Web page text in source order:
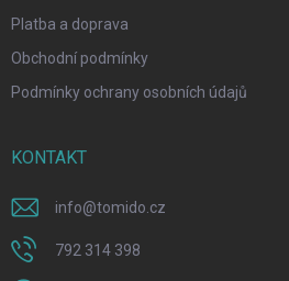
Platba a doprava
Obchodní podmínky
Podmínky ochrany osobních údajů
KONTAKT
info@tomido.cz
792 314 398